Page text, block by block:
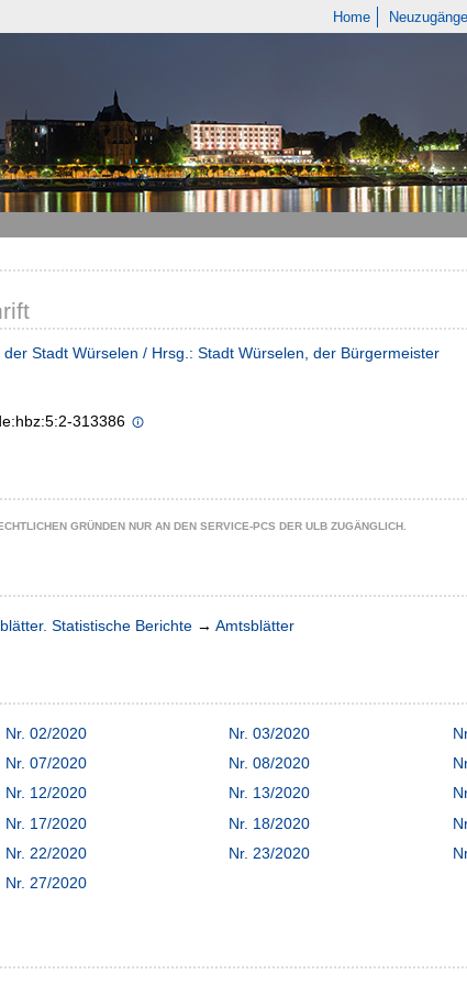
Home Neuzugänge
der Stadt Würselen / Hrsg.: Stadt Würselen, der Bürgermeister
313386
GRÜNDEN NUR AN DEN SERVICE-PCS DER ULB ZUGÄNGLICH.
Statistische Berichte → Amtsblätter
Nr. 02/2020 Nr. 03/2020
Nr. 07/2020 Nr. 08/2020
Nr. 12/2020 Nr. 13/2020
Nr. 17/2020 Nr. 18/2020
Nr. 22/2020 Nr. 23/2020
Nr. 27/2020